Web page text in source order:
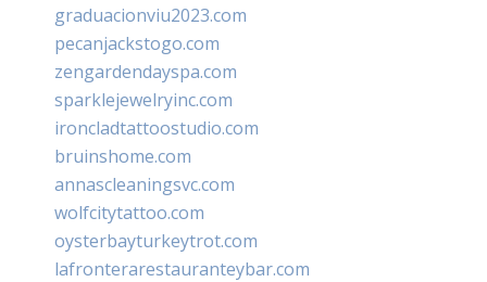
graduacionviu2023.com
pecanjackstogo.com
zengardendayspa.com
sparklejewelryinc.com
ironcladtattoostudio.com
bruinshome.com
annascleaningsvc.com
wolfcitytattoo.com
oysterbayturkeytrot.com
lafronterarestauranteybar.com